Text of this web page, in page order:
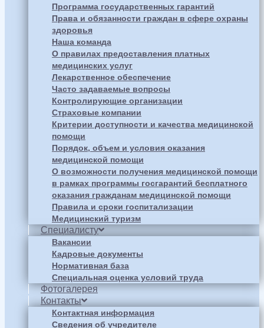
Программа государственных гарантий
Права и обязанности граждан в сфере охраны
здоровья
Наша команда
О правилах предоставления платных
медицинских услуг
Лекарственное обеспечение
Часто задаваемые вопросы
Контролирующие организации
Страховые компании
Критерии доступности и качества медицинской
помощи
Порядок, объем и условия оказания
медицинской помощи
О возможности получения медицинской помощи
в рамках программы госгарантий бесплатного
оказания гражданам медицинской помощи
Правила и сроки госпитализации
Медицинский туризм
Специалисту
Вакансии
Кадровые документы
Нормативная база
Специальная оценка условий труда
Фотогалерея
Контакты
Контактная информация
Сведения об учредителе